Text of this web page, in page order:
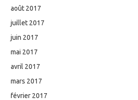
août 2017
juillet 2017
juin 2017
mai 2017
avril 2017
mars 2017
février 2017